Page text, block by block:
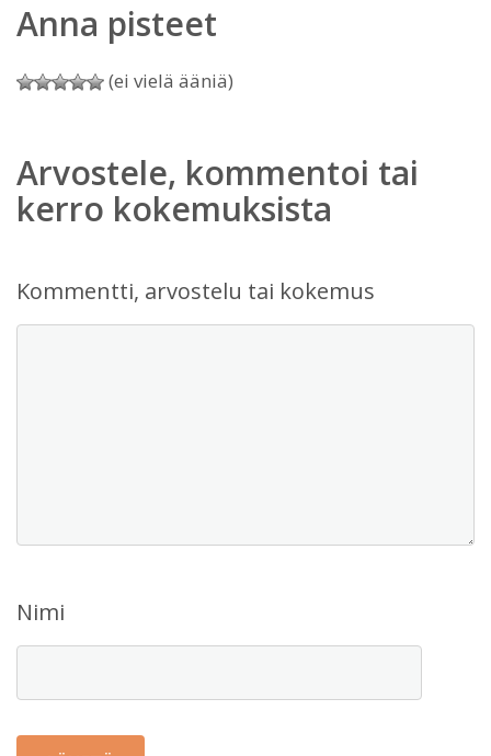
Anna pisteet
(ei vielä ääniä)
Arvostele, kommentoi tai
kerro kokemuksista
Kommentti, arvostelu tai kokemus
Nimi